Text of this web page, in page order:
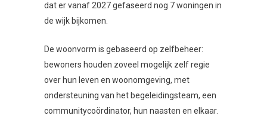
dat er vanaf 2027 gefaseerd nog 7 woningen in
de wijk bijkomen.
De woonvorm is gebaseerd op zelfbeheer:
bewoners houden zoveel mogelijk zelf regie
over hun leven en woonomgeving, met
ondersteuning van het begeleidingsteam, een
communitycoördinator, hun naasten en elkaar.